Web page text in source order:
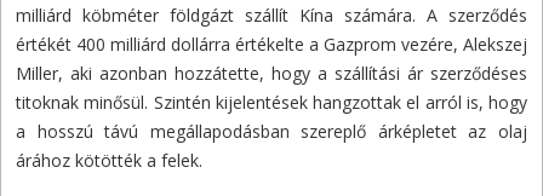
milliárd köbméter földgázt szállít Kína számára. A szerződés
értékét 400 milliárd dollárra értékelte a Gazprom vezére, Alekszej
Miller, aki azonban hozzátette, hogy a szállítási ár szerződéses
titoknak minősül. Szintén kijelentések hangzottak el arról is, hogy
a hosszú távú megállapodásban szereplő árképletet az olaj
árához kötötték a felek.